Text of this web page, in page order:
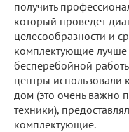
получить
который проведет
целесообразности и
комплектующие
бесперебойной
центры использовали
дом (это очень важно
техники),
комплектующие.